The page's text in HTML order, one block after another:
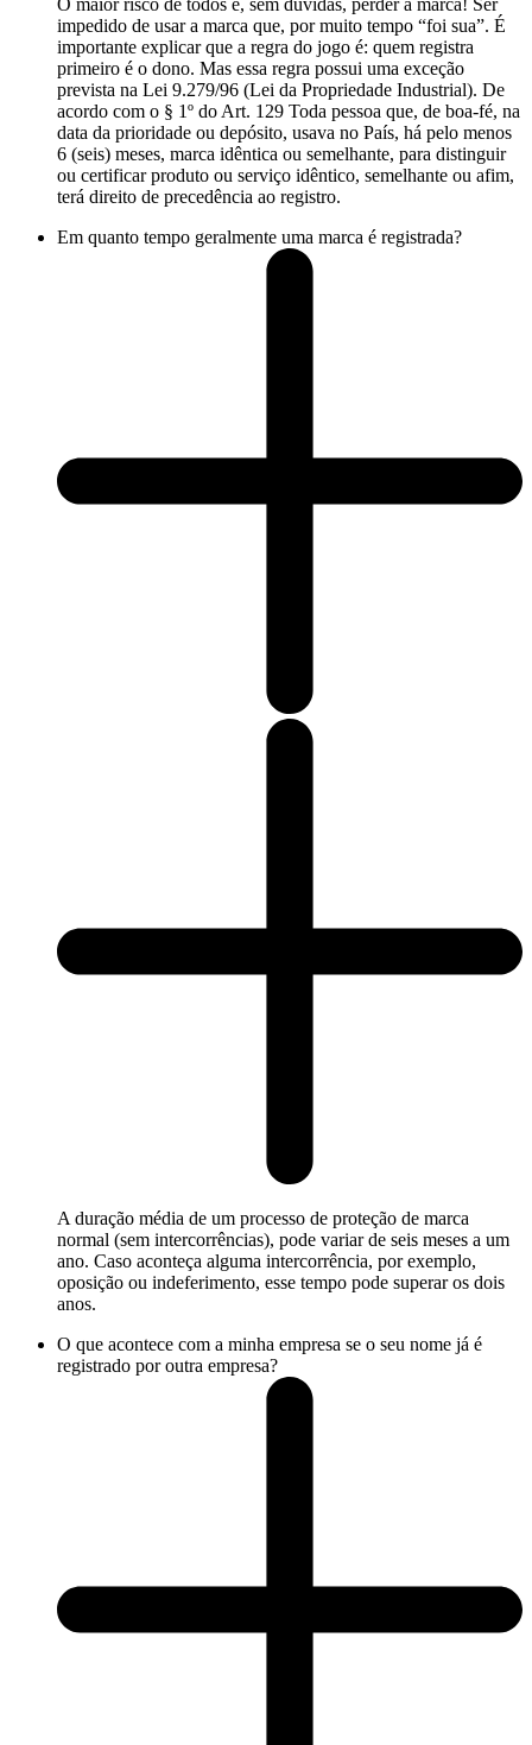
O maior risco de todos é, sem dúvidas, perder a marca! Ser
impedido de usar a marca que, por muito tempo “foi sua”. É
importante explicar que a regra do jogo é: quem registra
primeiro é o dono. Mas essa regra possui uma exceção
prevista na Lei 9.279/96 (Lei da Propriedade Industrial). De
acordo com o § 1º do Art. 129 Toda pessoa que, de boa-fé, na
data da prioridade ou depósito, usava no País, há pelo menos
6 (seis) meses, marca idêntica ou semelhante, para distinguir
ou certificar produto ou serviço idêntico, semelhante ou afim,
terá direito de precedência ao registro.
Em quanto tempo geralmente uma marca é registrada?
A duração média de um processo de proteção de marca
normal (sem intercorrências), pode variar de seis meses a um
ano. Caso aconteça alguma intercorrência, por exemplo,
oposição ou indeferimento, esse tempo pode superar os dois
anos.
O que acontece com a minha empresa se o seu nome já é
registrado por outra empresa?